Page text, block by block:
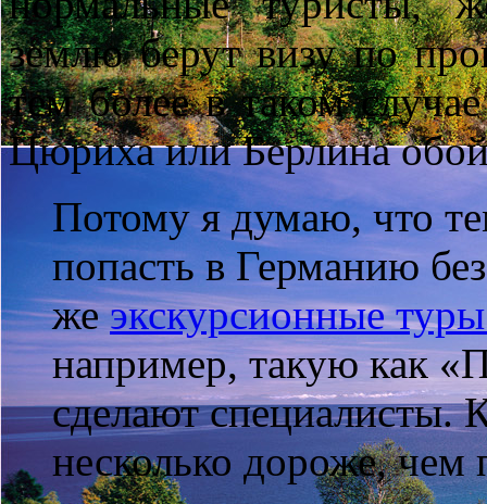
землю берут визу по
тем более в таком
Цюриха или Берлина
Потому я думаю, что
попасть в Германию
жеэкскурсионные
например, такую как
сделают специалисты.
несколько дороже,